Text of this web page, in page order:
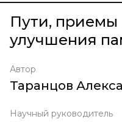
Пути, приемы
улучшения
Автор
Таранцов
Научный руководитель